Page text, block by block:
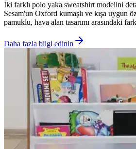
İki farklı polo yaka sweatshirt modelini
Sesam'un Oxford kumaşlı ve kışa uygun
pamuklu, hava alan tasarımı arasındaki
Daha fazla bilgi edinin